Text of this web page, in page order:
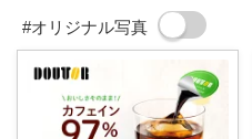
#オリジナル写真